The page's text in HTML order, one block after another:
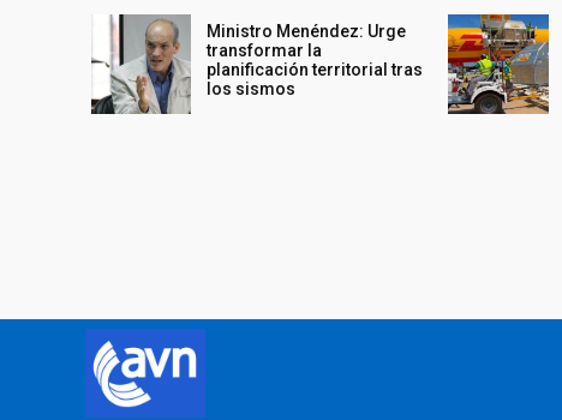
Ministro Menéndez: Urge
transformar la
planificación territorial tras
los sismos